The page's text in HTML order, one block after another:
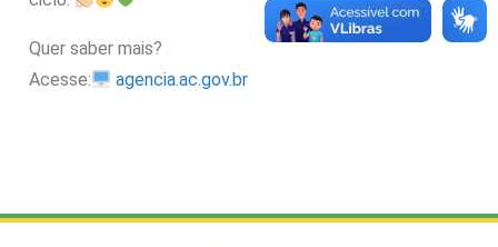
Quer saber mais?
Acesse:
agencia.ac.gov.br